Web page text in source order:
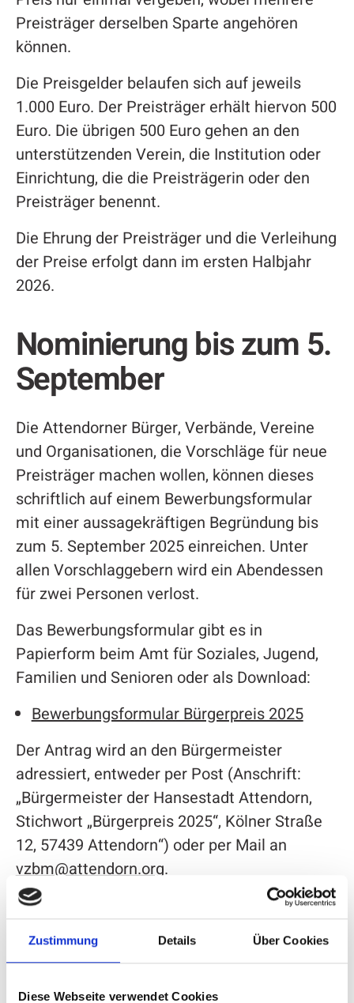
Zustimmung Details Über Cookies
Diese Webseite verwendet Cookies
Preisträger derselben Sparte angehören
können.
Die Preisgelder belaufen sich auf jeweils
1.000 Euro. Der Preisträger erhält hiervon 500
Euro. Die übrigen 500 Euro gehen an den
unterstützenden Verein, die Institution oder
Einrichtung, die die Preisträgerin oder den
Preisträger benennt.
Die Ehrung der Preisträger und die Verleihung
der Preise erfolgt dann im ersten Halbjahr
2026.
Nominierung bis zum 5.
September
Die Attendorner Bürger, Verbände, Vereine
und Organisationen, die Vorschläge für neue
Preisträger machen wollen, können dieses
schriftlich auf einem Bewerbungsformular
mit einer aussagekräftigen Begründung bis
zum 5. September 2025 einreichen. Unter
allen Vorschlaggebern wird ein Abendessen
für zwei Personen verlost.
Das Bewerbungsformular gibt es in
Papierform beim Amt für Soziales, Jugend,
Familien und Senioren oder als Download:
Bewerbungsformular Bürgerpreis 2025
Der Antrag wird an den Bürgermeister
adressiert, entweder per Post (Anschrift:
„Bürgermeister der Hansestadt Attendorn,
Stichwort „Bürgerpreis 2025“, Kölner Straße
12, 57439 Attendorn“) oder per Mail an
vzbm@attendorn.org.
Alle Informationen